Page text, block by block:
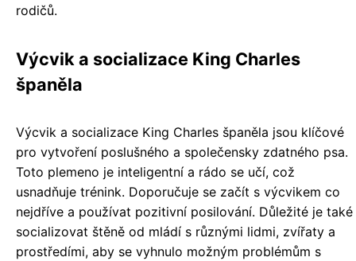
rodičů.
Výcvik a socializace King Charles
španěla
Výcvik a socializace King Charles španěla jsou klíčové
pro vytvoření poslušného a společensky zdatného psa.
Toto plemeno je inteligentní a rádo se učí, což
usnadňuje trénink. Doporučuje se začít s výcvikem co
nejdříve a používat pozitivní posilování. Důležité je také
socializovat štěně od mládí s různými lidmi, zvířaty a
prostředími, aby se vyhnulo možným problémům s